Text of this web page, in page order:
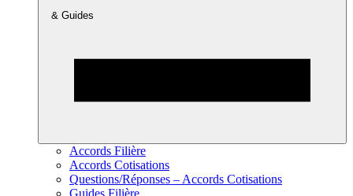
& Guides
Accords Filière
Accords Cotisations
Questions/Réponses – Accords Cotisations
Guides Filière